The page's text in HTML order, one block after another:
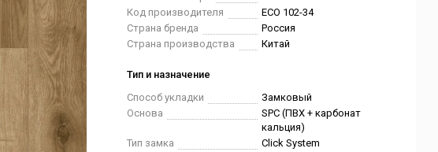
Код производителя
ЕCО 102-34
Страна бренда
Россия
Страна производства
Китай
Тип и назначение
Способ укладки
Замковый
Основа
SPC (ПВХ + карбонат
кальция)
Тип замка
Click System